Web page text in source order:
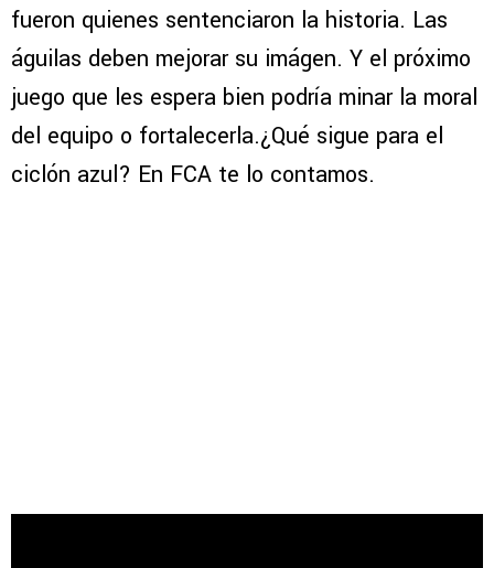
fueron quienes sentenciaron la historia. Las
águilas deben mejorar su imágen. Y el próximo
juego que les espera bien podría minar la moral
del equipo o fortalecerla.¿Qué sigue para el
ciclón azul? En FCA te lo contamos.